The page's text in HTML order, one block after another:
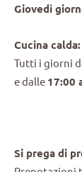
Giovedì
Cucina calda:
Tutti i giorni
e dalle 17:00
Si prega di